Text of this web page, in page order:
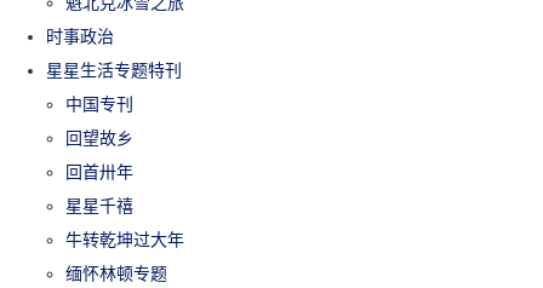
时事政治
星星生活专题特刊
中国专刊
回望故乡
回首卅年
星星千禧
牛转乾坤过大年
缅怀林顿专题